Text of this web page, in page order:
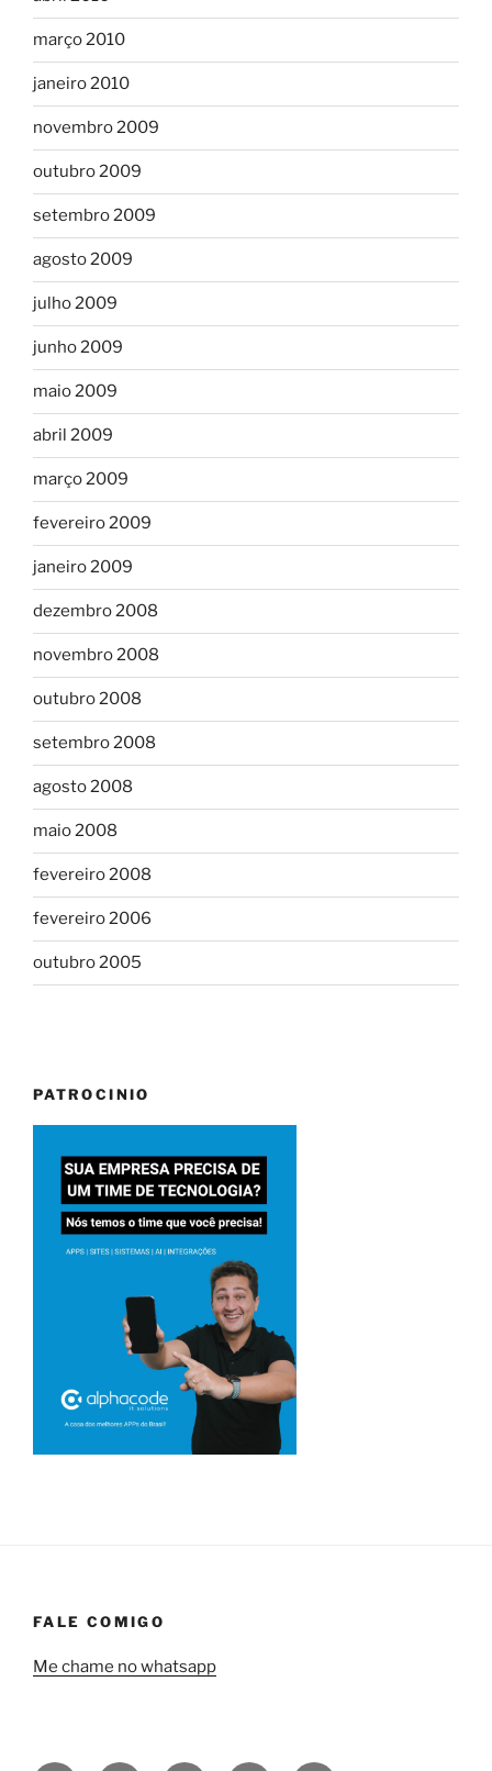
março 2010
janeiro 2010
novembro 2009
outubro 2009
setembro 2009
agosto 2009
julho 2009
junho 2009
maio 2009
abril 2009
março 2009
fevereiro 2009
janeiro 2009
dezembro 2008
novembro 2008
outubro 2008
setembro 2008
agosto 2008
maio 2008
fevereiro 2008
fevereiro 2006
outubro 2005
PATROCINIO
FALE COMIGO
Me chame no whatsapp